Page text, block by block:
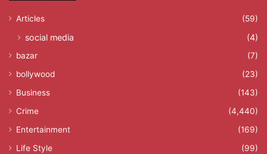
Articles (59)
social media (4)
bazar
(7)
bollywood
(23)
Business
(143)
Crime
(4,440)
Entertainment
(169)
Life Style
(99)